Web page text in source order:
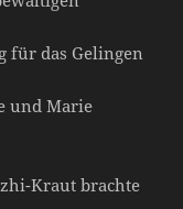
für das Gelingen
und Marie
Kraut brachte